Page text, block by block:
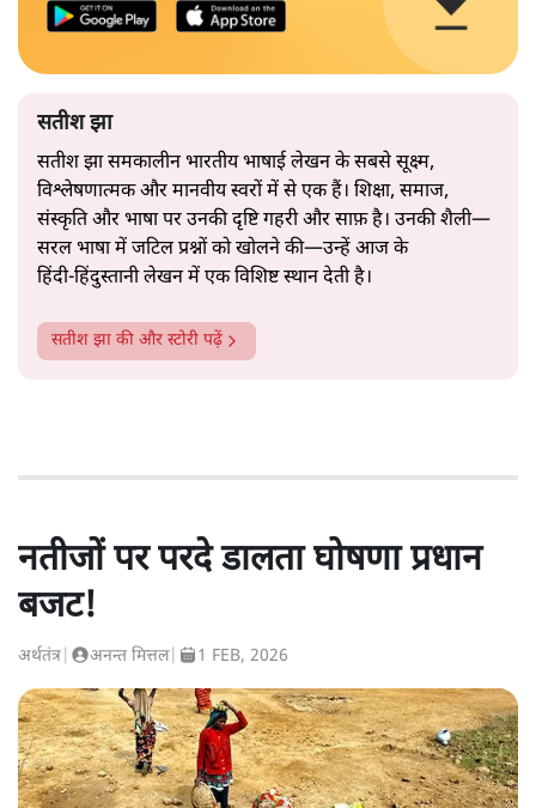
सतीश झा
सतीश झा समकालीन भारतीय भाषाई लेखन के सबसे सूक्ष्म,
विश्लेषणात्मक और मानवीय स्वरों में से एक हैं। शिक्षा, समाज,
संस्कृति और भाषा पर उनकी दृष्टि गहरी और साफ़ है। उनकी शैली—
सरल भाषा में जटिल प्रश्नों को खोलने की—उन्हें आज के
हिंदी‑हिंदुस्तानी लेखन में एक विशिष्ट स्थान देती है।
सतीश झा की और स्टोरी पढ़ें
नतीजों पर परदे डालता घोषणा प्रधान
बजट!
अर्थतंत्र अनन्त मित्तल| 1 FEB, 2026